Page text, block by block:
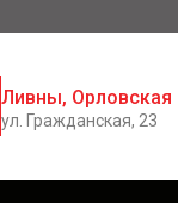
Ливны, Орловская
ул. Гражданская, 23